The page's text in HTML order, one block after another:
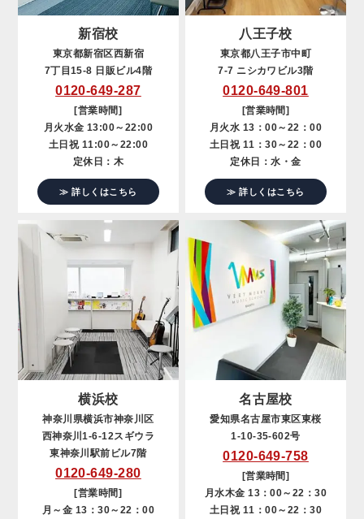
新宿校
東京都新宿区西新宿
7丁目15-8 日販ビル4階
0120-649-287
[営業時間]
月火水金 13:00～22:00
土日祝 11:00～22:00
定休日：木
≫ 詳しくはこちら
八王子校
東京都八王子市中町
7-7 ニシカワビル3階
0120-649-801
[営業時間]
月火水 13：00～22：00
土日祝 11：30～22：00
定休日：水・金
≫ 詳しくはこちら
横浜校
神奈川県横浜市神奈川区
西神奈川1-6-12スギウラ
東神奈川駅前ビル7階
0120-649-280
[営業時間]
月～金 13：30～22：00
名古屋校
愛知県名古屋市東区東桜
1-10-35-602号
0120-649-758
[営業時間]
月水木金 13：00～22：30
土日祝 11：00～22：30